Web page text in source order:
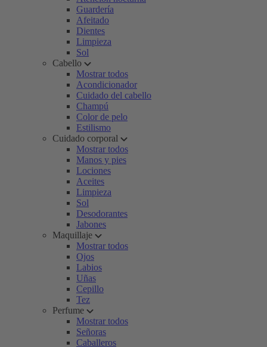
Guardería
Afeitado
Dientes
Limpieza
Sol
Cabello
Mostrar todos
Acondicionador
Cuidado del cabello
Champú
Color de pelo
Estilismo
Cuidado corporal
Mostrar todos
Manos y pies
Lociones
Aceites
Limpieza
Sol
Desodorantes
Jabones
Maquillaje
Mostrar todos
Ojos
Labios
Uñas
Cepillo
Tez
Perfume
Mostrar todos
Señoras
Caballeros